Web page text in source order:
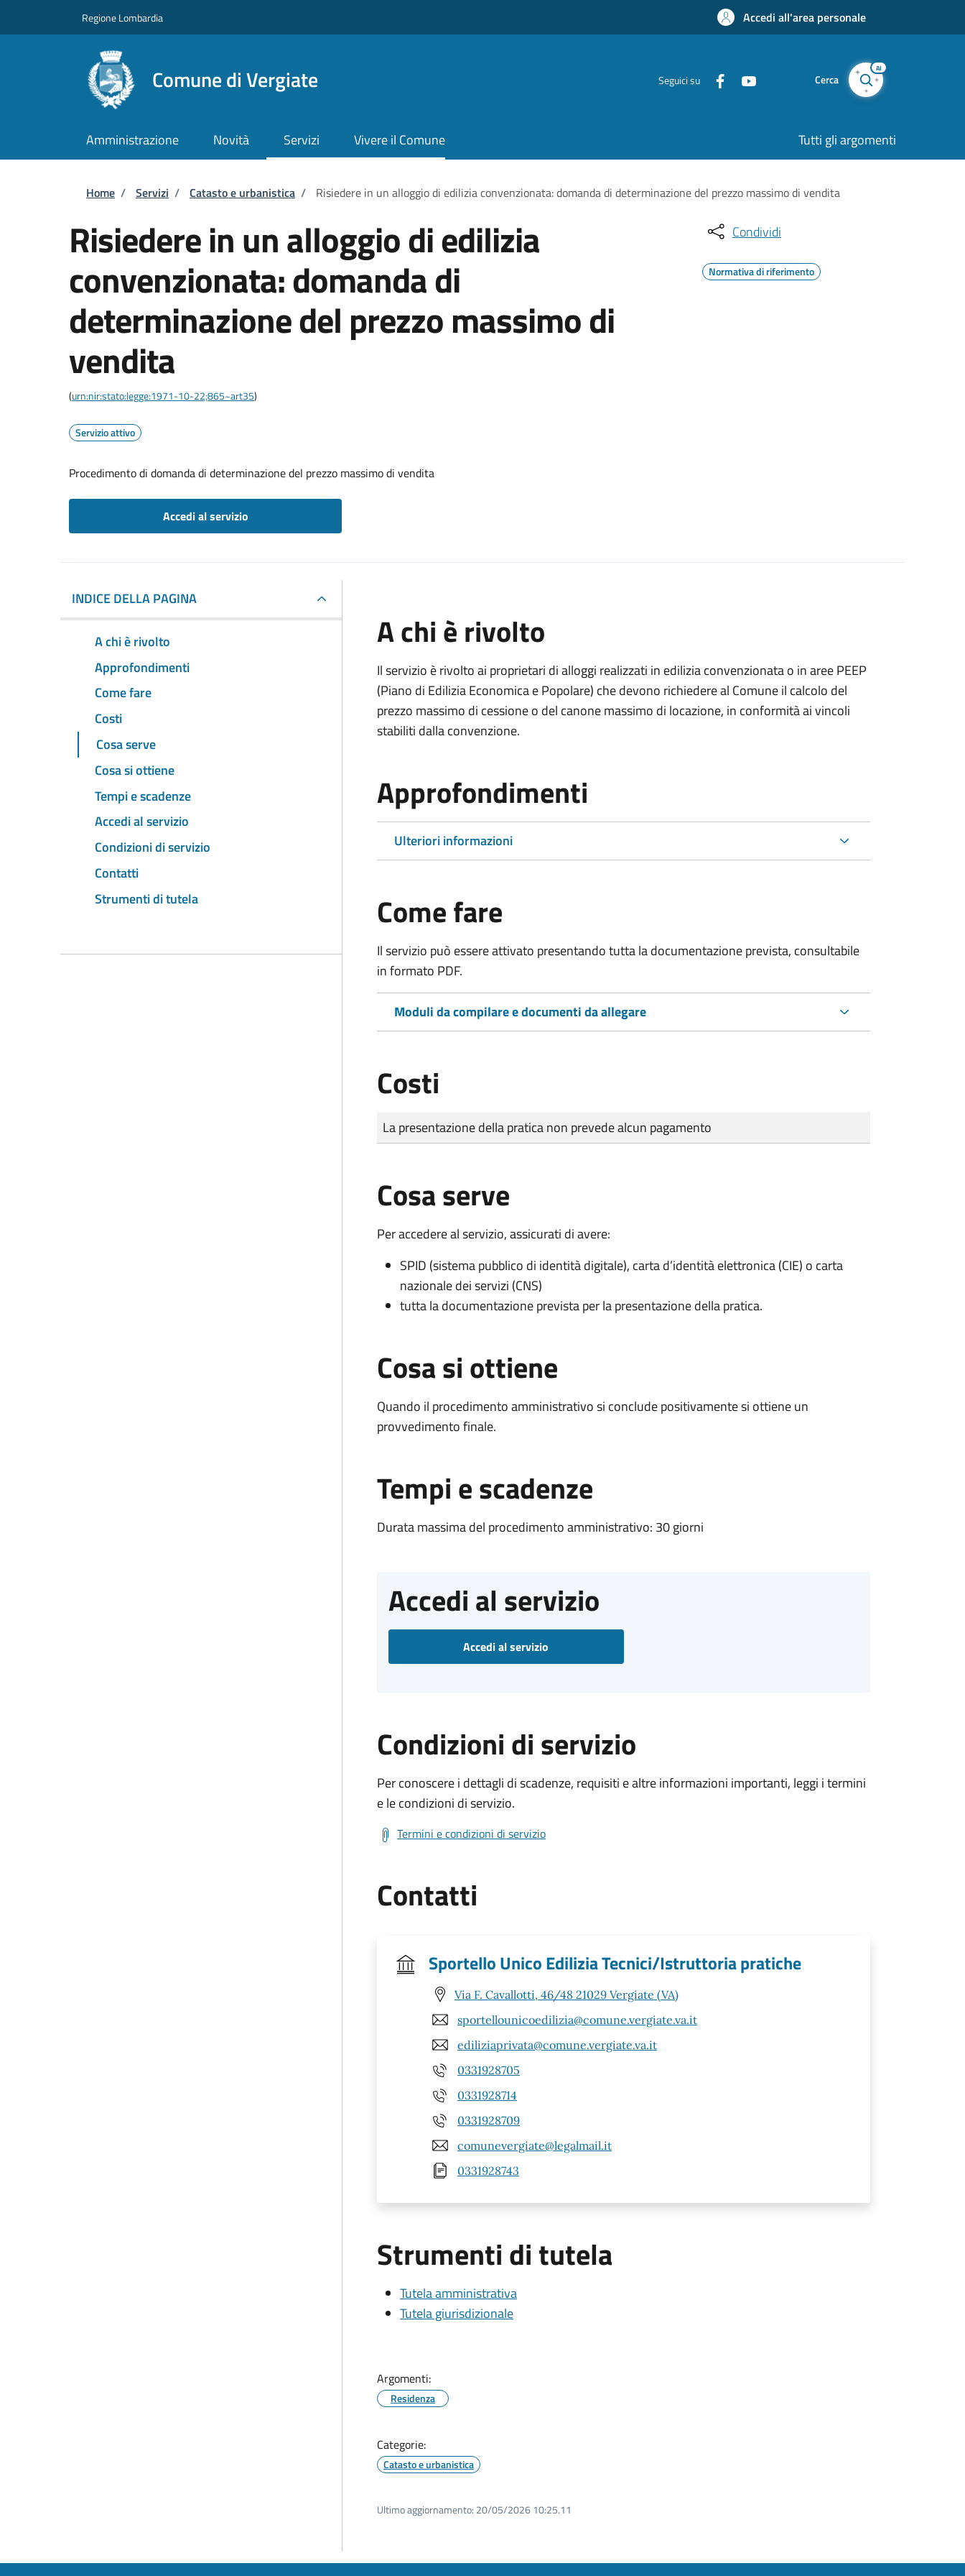
Regione Lombardia Accedi all'area personale
Comune di Vergiate Seguici su Cerca
AI
Amministrazione Novità Servizi Vivere il Comune Tutti gli argomenti
Briciole di pane
Home / Servizi / Catasto e urbanistica / Risiedere in un alloggio di edilizia convenzionata: domanda di determinazione del prezzo massimo di vendita
Risiedere in un alloggio di edilizia
convenzionata: domanda di
determinazione del prezzo massimo di
vendita
(urn:nir:stato:legge:1971-10-22;865~art35)
Servizio attivo
Procedimento di domanda di determinazione del prezzo massimo di vendita
Accedi al servizio
Condividi
Normativa di riferimento
INDICE DELLA PAGINA
A chi è rivolto
Approfondimenti
Come fare
Costi
Cosa serve
Cosa si ottiene
Tempi e scadenze
Accedi al servizio
Condizioni di servizio
Contatti
Strumenti di tutela
A chi è rivolto
Il servizio è rivolto ai proprietari di alloggi realizzati in edilizia convenzionata o in aree PEEP
(Piano di Edilizia Economica e Popolare) che devono richiedere al Comune il calcolo del
prezzo massimo di cessione o del canone massimo di locazione, in conformità ai vincoli
stabiliti dalla convenzione.
Approfondimenti
Ulteriori informazioni
Come fare
Il servizio può essere attivato presentando tutta la documentazione prevista, consultabile
in formato PDF.
Moduli da compilare e documenti da allegare
Costi
Tipo di pagamento
Importo
La presentazione della pratica non prevede alcun pagamento
Cosa serve
Per accedere al servizio, assicurati di avere:
SPID (sistema pubblico di identità digitale), carta d’identità elettronica (CIE) o carta
nazionale dei servizi (CNS)
tutta la documentazione prevista per la presentazione della pratica.
Cosa si ottiene
Quando il procedimento amministrativo si conclude positivamente si ottiene un
provvedimento finale.
Tempi e scadenze
Durata massima del procedimento amministrativo: 30 giorni
Accedi al servizio
Accedi al servizio
Condizioni di servizio
Per conoscere i dettagli di scadenze, requisiti e altre informazioni importanti, leggi i termini
e le condizioni di servizio.
Termini e condizioni di servizio
Contatti
Sportello Unico Edilizia Tecnici/Istruttoria pratiche
Via F. Cavallotti, 46/48 21029 Vergiate (VA)
sportellounicoedilizia@comune.vergiate.va.it
ediliziaprivata@comune.vergiate.va.it
0331928705
0331928714
0331928709
comunevergiate@legalmail.it
0331928743
Strumenti di tutela
Tutela amministrativa
Tutela giurisdizionale
Argomenti:
Residenza
Categorie:
Catasto e urbanistica
Ultimo aggiornamento: 20/05/2026 10:25.11